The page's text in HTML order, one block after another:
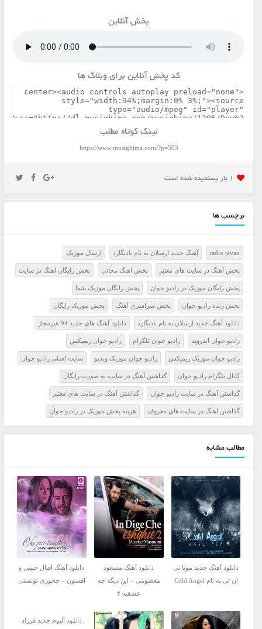
پخش آنلاین
کد پخش آنلاین برای وبلاگ ها
لینک کوتاه مطلب
https://www.musighima.com/?p=503
1 بار پسنديده شده است
برچسب ها
radio javan آهنگ جدید ارسلان به نام بادیگارد ارسال موزيک
پخش آهنگ در سايت هاي معتبر پخش اهنگ مجاني پخش رايگان اهنگ در سايت
پخش رايگان موزيک در راديو جوان پخش رايگان موزيک شما
پخش زنده راديو جوان پخش سراسري آهنگ پخش موزيک رايگان
دانلود آهنگ جدید ارسلان به نام بادیگارد دانلود آهنگ هاي جديد 94 غيرمجاز
راديو جوان اندرويد راديو جوان تلگرام راديو جوان ريميکس
راديو جوان موزيک ريميکس راديو جوان موزيک ويديو سايت اصلي راديو جوان
کانال تلگرام راديو جوان گذاشتن آهنگ در سايت به صورت رايگان
گذاشتن آهنگ در سايت راديو جوان گذاشتن آهنگ در سايت هاي معتبر
گذاشتن اهنگ در سايت هاي معروف هزينه پخش موزيک در راديو جوان
مطالب مشابه
دانلود آهنگ جدید مونا تی
ان تی به نام Cold Angel
دانلود آهنگ مسعود
معصومی – این دیگه چه
عشقیه ۲
دانلود آهنگ اقبال حبیبی و
افسون – چجوری تونستی
دانلود آلبوم جدید فرزاد